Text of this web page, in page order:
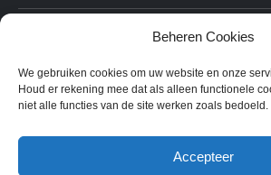
Beheren Cookies
We gebruiken cookies om uw website en onze
Houd er rekening mee dat als alleen functionele
niet alle functies van de site werken zoals bedoeld.
Accepteer
© AZ-Supplies. 2022. All Rights Reserved